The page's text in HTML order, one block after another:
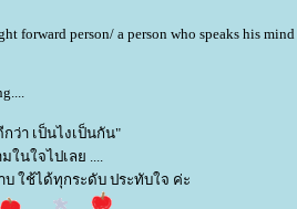
forward person/ a person who speaks his mind
ว่า เป็นไงเป็นกัน"
นใจไปเลย ....
ใช้ได้ทุกระดับ ประทับใจ ค่ะ